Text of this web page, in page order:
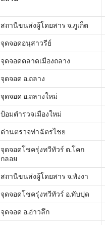
สถานีขนส่งผู้โดยสาร จ.ภูเก็ต
จุดจอดอนุสาวรีย์
จุดจอดตลาดเมืองถลาง
จุดจอด อ.ถลาง
จุดจอด อ.ถลางใหม่
ป้อมตำรวจเมืองใหม่
ด่านตรวจท่าฉัตรไชย
จุดจอดโชครุ่งทวีทัวร์ ต.โคก
กลอย
สถานีขนส่งผู้โดยสาร จ.พังงา
จุดจอดโชครุ่งทวีทัวร์ อ.ทับปุด
จุดจอด อ.อ่าวลึก